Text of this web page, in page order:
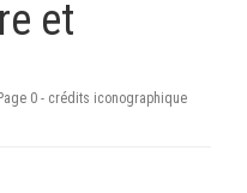
et
0 - crédits iconographique